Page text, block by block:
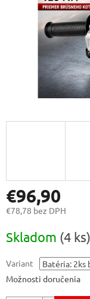
€96,90
€78,78 bez DPH
cena:
Skladom (4 ks)
Variant
Možnosti doručenia